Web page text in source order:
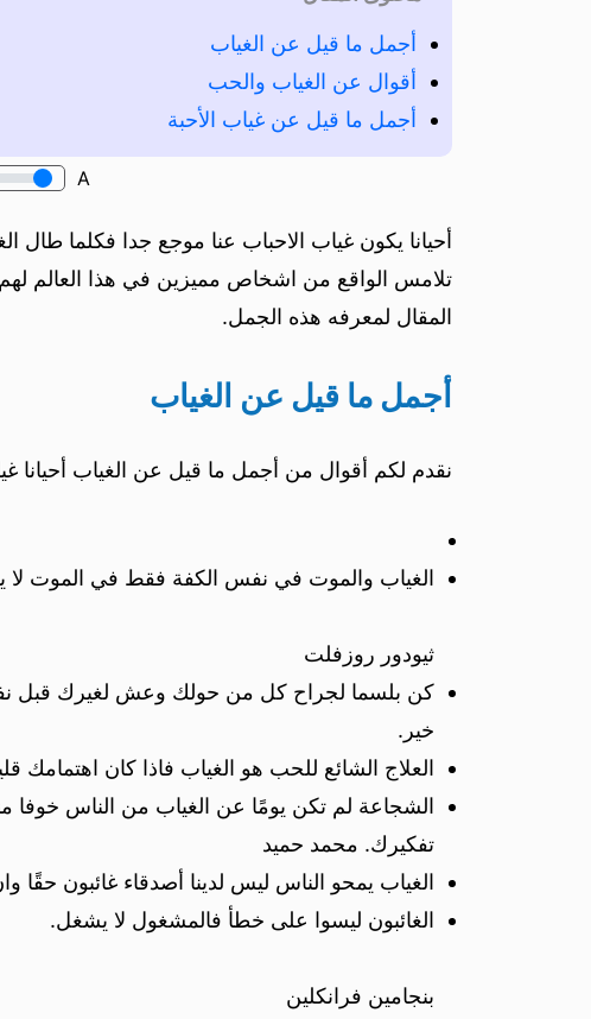
أجمل ما قيل عن الغياب
أقوال عن الغياب والحب
أجمل ما قيل عن غياب الأحبة
A
أحيانا يكون غياب الاحباب عنا موجع جدا فكلما
تلامس الواقع من اشخاص مميزين في هذا العالم
المقال لمعرفه هذه الجمل.
أجمل ما قيل عن الغياب
نقدم لكم أقوال من أجمل ما قيل عن الغياب
الغياب والموت في نفس الكفة فقط في الموت لا
ثيودور روزفلت
كن بلسما لجراح كل من حولك وعش لغيرك قبل
خير.
العلاج الشائع للحب هو الغياب فاذا كان
الشجاعة لم تكن يومًا عن الغياب من الناس
تفكيرك. محمد حميد
الغياب يمحو الناس ليس لدينا أصدقاء غائبون
الغائبون ليسوا على خطأ فالمشغول لا يشغل.
بنجامين فرانكلين